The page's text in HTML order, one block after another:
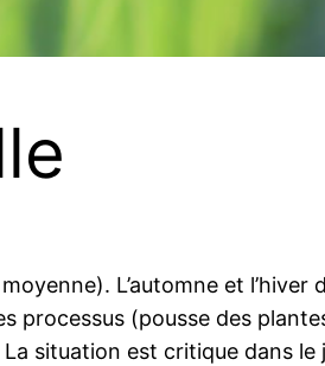
L’automne et l’hiver
processus (pousse des
situation est critique dans